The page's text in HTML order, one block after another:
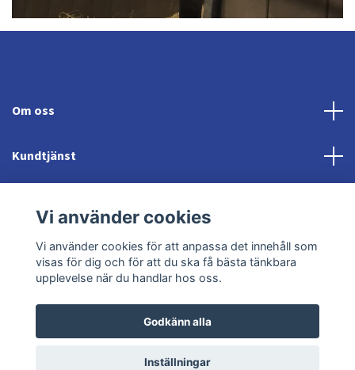
Om oss
Kundtjänst
Sociala medier
© 2026 Jonröds EquishopPowered by Quickbutik
Vi använder cookies
Vi använder cookies för att anpassa det innehåll som
visas för dig och för att du ska få bästa tänkbara
upplevelse när du handlar hos oss.
Godkänn alla
Inställningar